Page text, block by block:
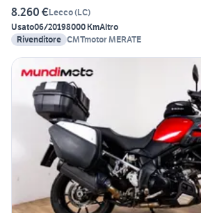
8.260 €Lecco(LC)
Usato06/20198000 KmAltro
Rivenditore CMTmotor MERATE